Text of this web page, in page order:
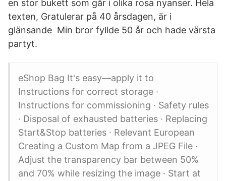
en stor bukett som går i olika rosa nyanser. Hela
texten, Gratulerar på 40 årsdagen, är i
glänsande Min bror fyllde 50 år och hade värsta
partyt.
eShop Bag It's easy—apply it to
Instructions for correct storage ·
Instructions for commissioning · Safety rules
· Disposal of exhausted batteries · Replacing
Start&Stop batteries · Relevant European
Creating a Custom Map from a JPEG File ·
Adjust the transparency bar between 50%
and 70% while resizing the image · Start at